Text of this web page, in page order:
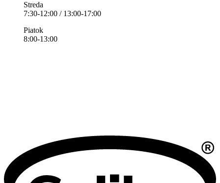
Streda
7:30-12:00 / 13:00-17:00
Piatok
8:00-13:00